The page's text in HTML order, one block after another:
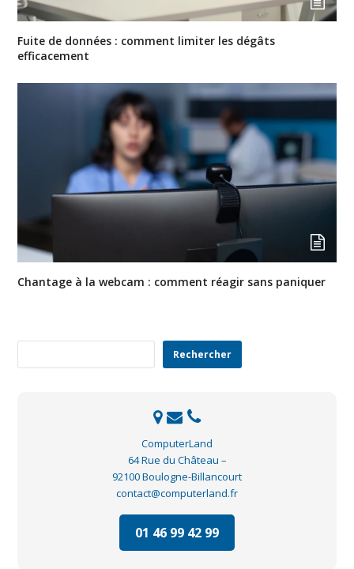
Fuite de données : comment limiter les dégâts
efficacement
Chantage à la webcam : comment réagir sans paniquer
Rechercher
ComputerLand
64 Rue du Château –
92100 Boulogne-Billancourt
contact@computerland.fr
01 46 99 42 99